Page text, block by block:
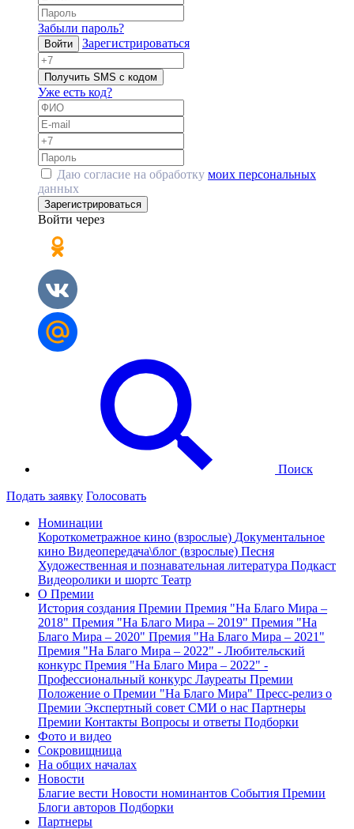
Забыли пароль?
Войти Зарегистрироваться
Получить SMS с кодом
Уже есть код?
Даю согласие на обработку моих персональных
данных
Зарегистрироваться
Войти через
Поиск
Подать заявку Голосовать
Номинации
Короткометражное кино (взрослые) Документальное
кино Видеопередача\блог (взрослые) Песня
Художественная и познавательная литература Подкаст
Видеоролики и шортс Театр
О Премии
История создания Премии Премия "На Благо Мира –
2018" Премия "На Благо Мира – 2019" Премия "На
Благо Мира – 2020" Премия "На Благо Мира – 2021"
Премия "На Благо Мира – 2022" - Любительский
конкурс Премия "На Благо Мира – 2022" -
Профессиональный конкурс Лауреаты Премии
Положение о Премии "На Благо Мира" Пресс-релиз о
Премии Экспертный совет СМИ о нас Партнеры
Премии Контакты Вопросы и ответы Подборки
Фото и видео
Сокровищница
На общих началах
Новости
Благие вести Новости номинантов События Премии
Блоги авторов Подборки
Партнеры